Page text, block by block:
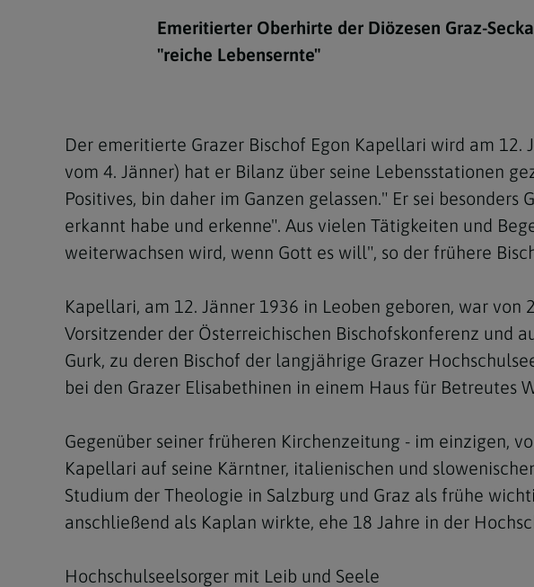
Fastenzeit
Christi Himmelfahrt
Pfingsten
Fronleichnam
Mariä Himmelfahrt
Erntedank
Allerheiligen und
Telefonseelsorge
Konservatorium für
Theologische Kurse
Personen
Anderssprachige
Organigramm
Emeritierter Oberhirte der Diözesen Graz-
"reiche Lebensernte"
Der emeritierte Grazer Bischof Egon Kapellari wird am
vom 4. Jänner) hat er Bilanz über seine Lebensstationen
Positives, bin daher im Ganzen gelassen." Er sei
erkannt habe und erkenne". Aus vielen Tätigkeiten und
weiterwachsen wird, wenn Gott es will", so der frühere
Kapellari, am 12. Jänner 1936 in Leoben geboren, war
Vorsitzender der Österreichischen Bischofskonferenz und
Gurk, zu deren Bischof der langjährige Grazer
bei den Grazer Elisabethinen in einem Haus für Betreutes
Gegenüber seiner früheren Kirchenzeitung - im einzigen,
Kapellari auf seine Kärntner, italienischen und
Studium der Theologie in Salzburg und Graz als frühe
anschließend als Kaplan wirkte, ehe 18 Jahre in der
Hochschulseelsorger mit Leib und Seele